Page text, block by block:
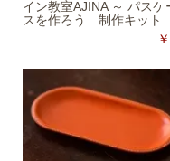
イン教室AJINA ～ パスケ
スを作ろう 制作キット